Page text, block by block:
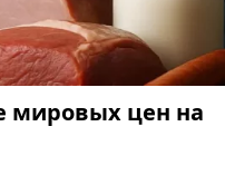
мировых цен на